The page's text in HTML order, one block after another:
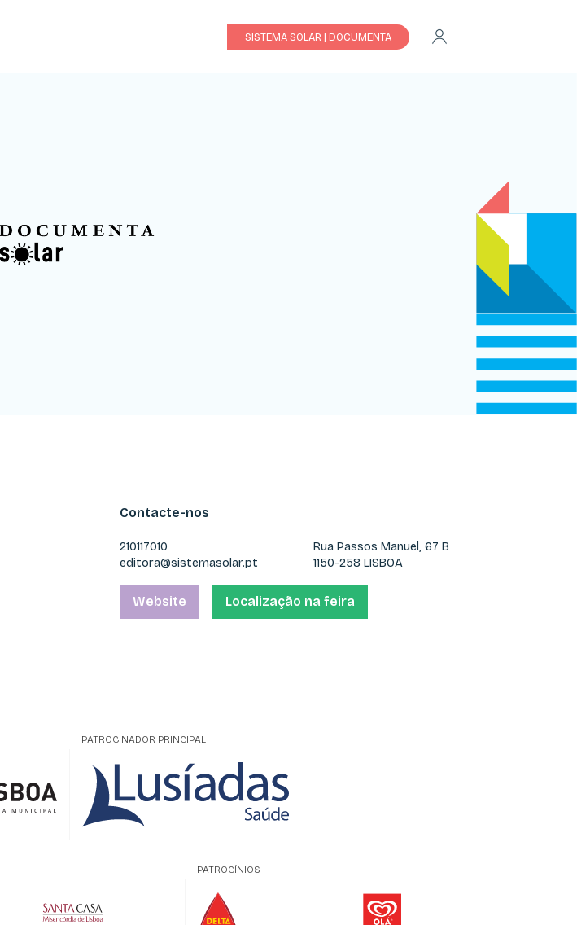
SISTEMA SOLAR | DOCUMENTA
Contacte-nos
210117010
editora@sistemasolar.pt
Rua Passos Manuel, 67 B
1150-258 LISBOA
Website Localização na feira
PATROCINADOR PRINCIPAL
PATROCÍNIOS